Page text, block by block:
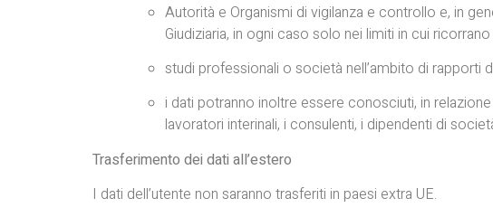
Autorità e Organismi di vigilanza e controllo e, in
Giudiziaria, in ogni caso solo nei limiti in cui
studi professionali o società nell’ambito di rapporti
i dati potranno inoltre essere conosciuti, in
lavoratori interinali, i consulenti, i dipendenti di
Trasferimento dei dati all’estero
I dati dell’utente non saranno trasferiti in paesi extra UE.